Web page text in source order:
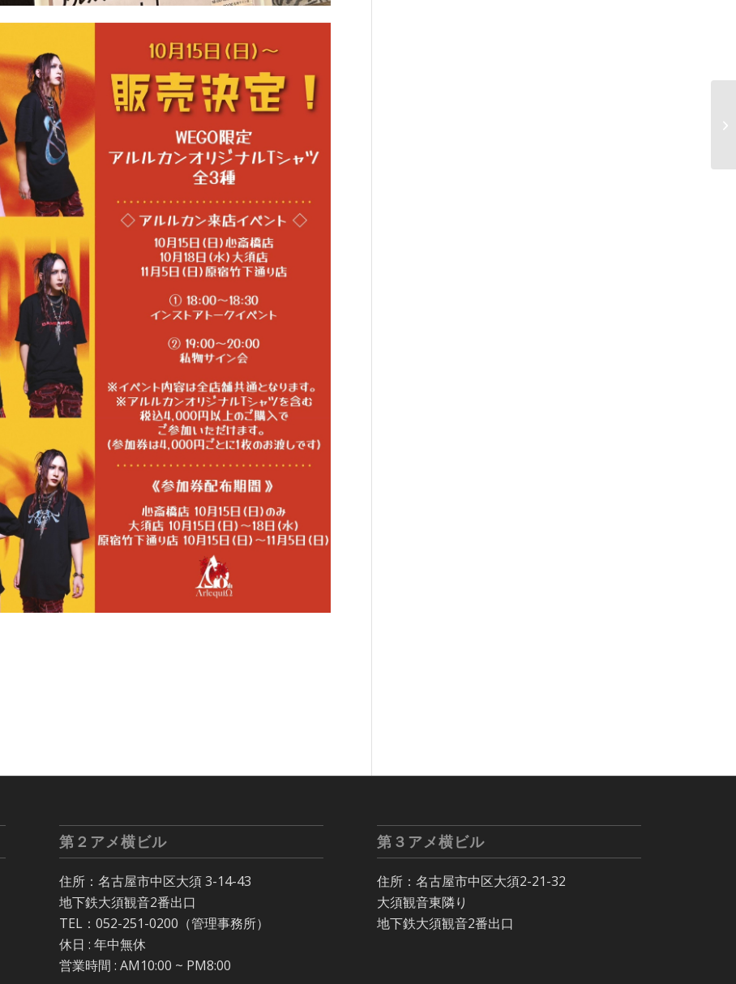
第２アメ横ビル
住所：名古屋市中区大須 3-14-43
地下鉄大須観音2番出口
TEL：052-251-0200（管理事務所）
休日 : 年中無休
営業時間 : AM10:00 ~ PM8:00
第３アメ横ビル
住所：名古屋市中区大須2-21-32
大須観音東隣り
地下鉄大須観音2番出口